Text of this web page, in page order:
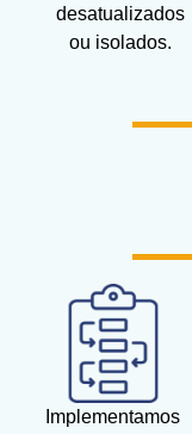
desatualizados
ou isolados.
Implementamos